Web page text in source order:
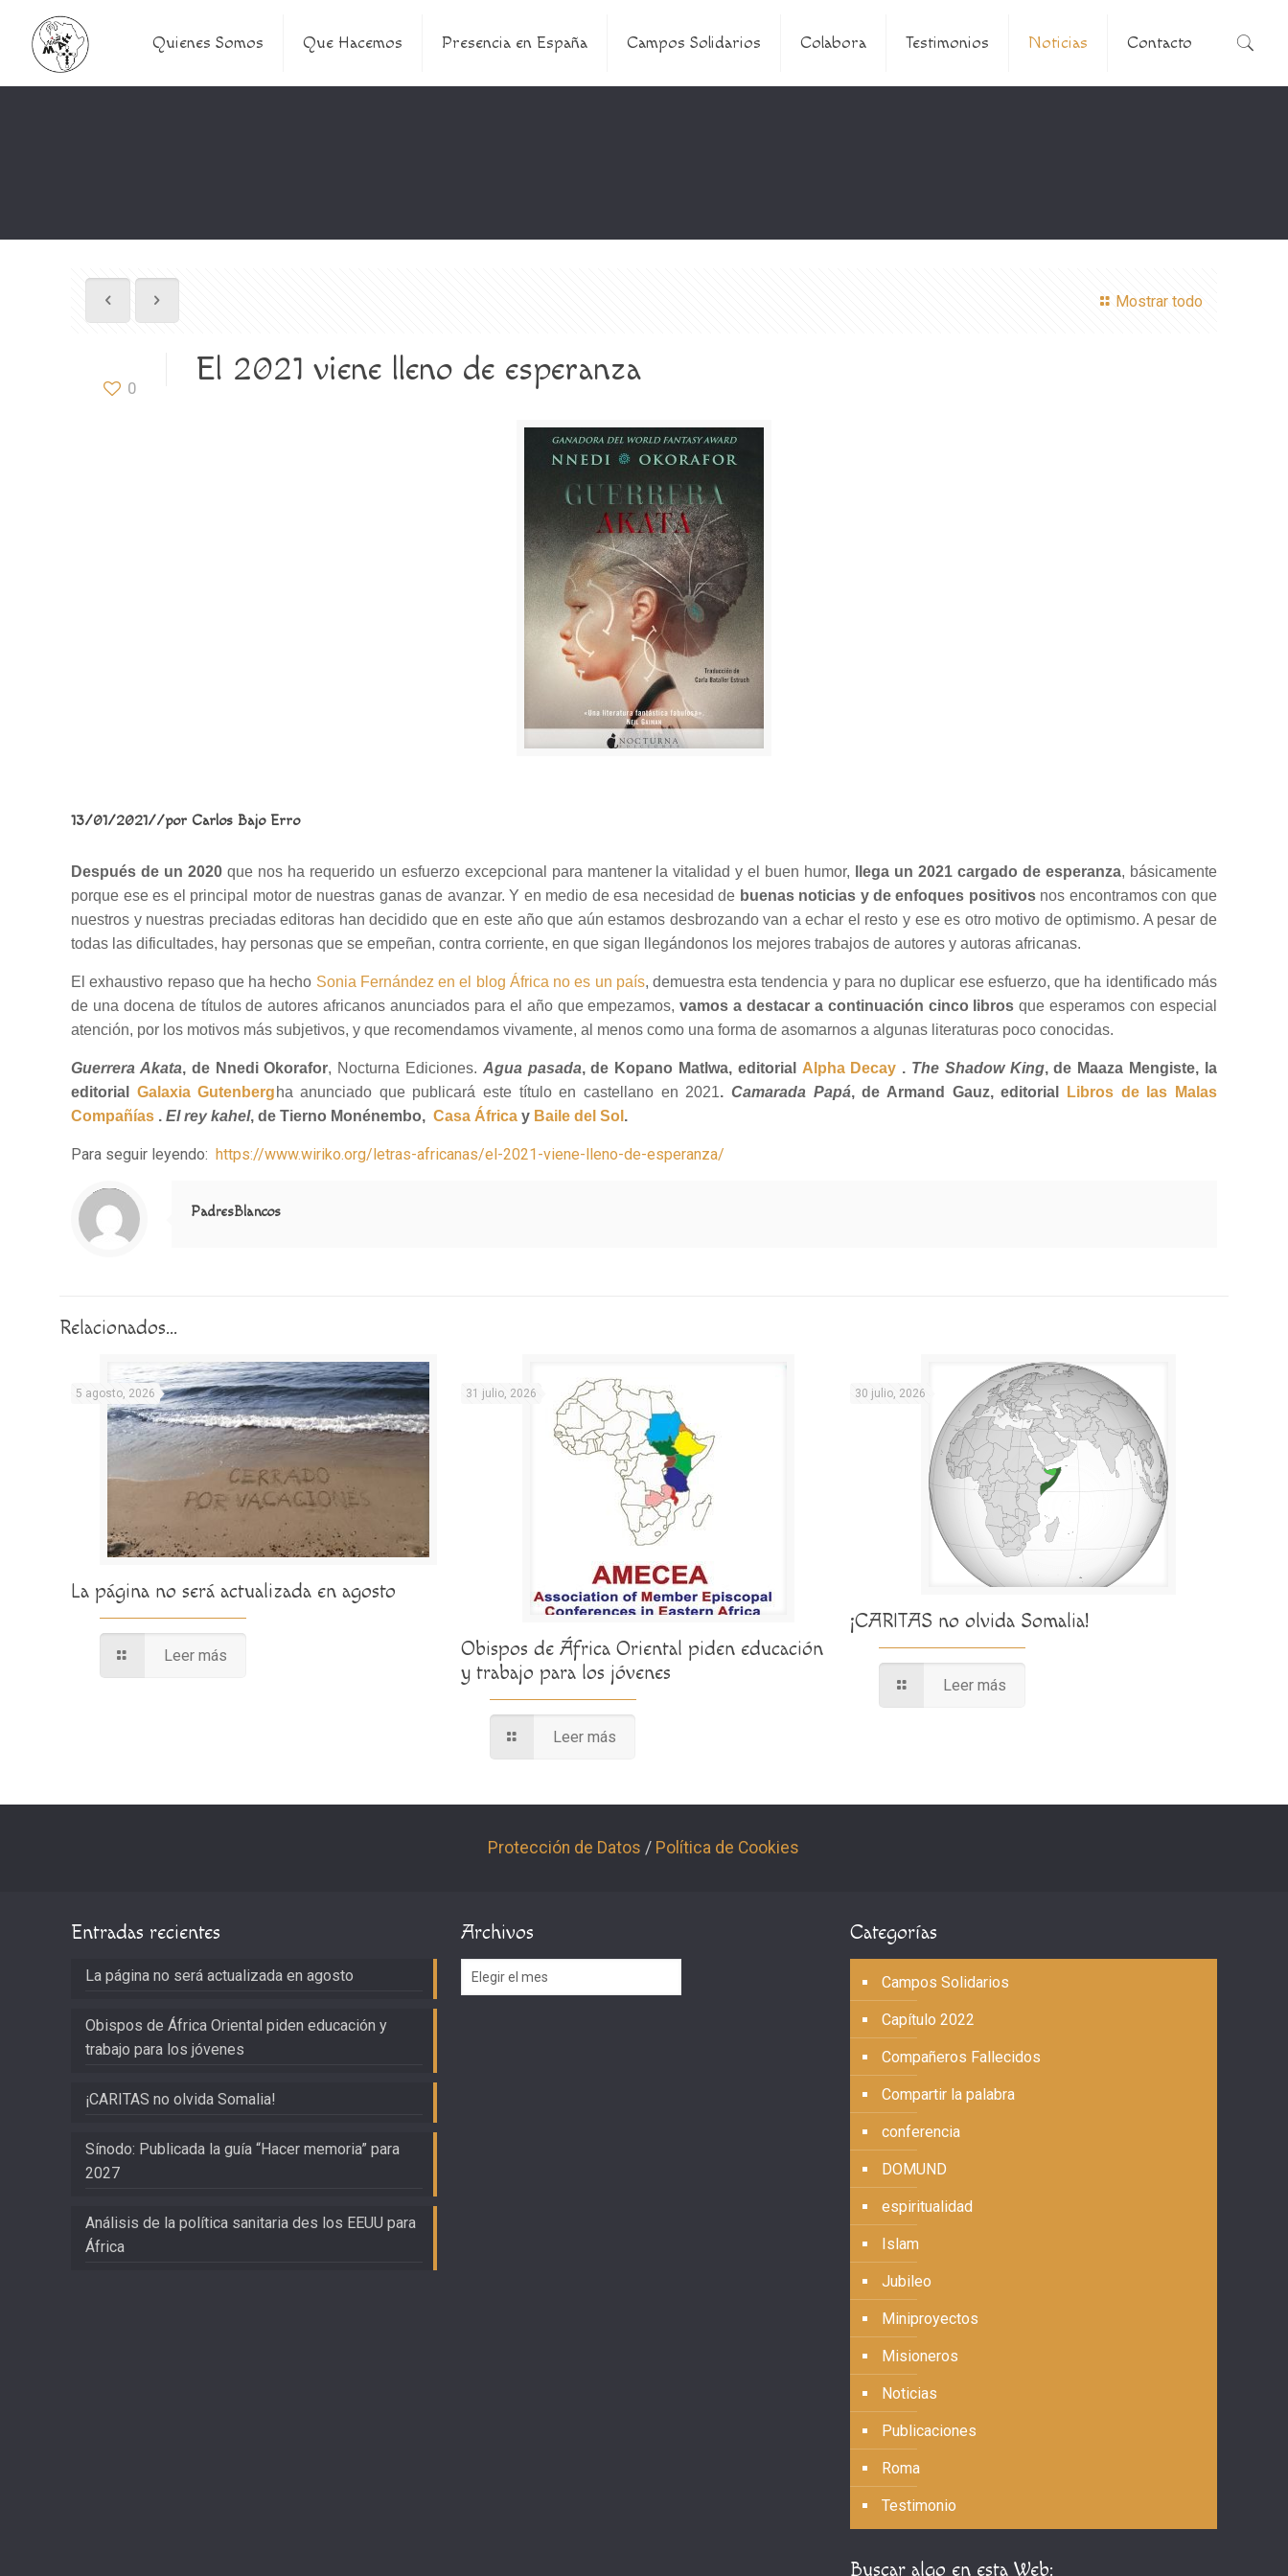
Quienes Somos Que Hacemos Presencia en España Campos Solidarios Colabora Testimonios Noticias Contacto
Mostrar todo
0 El 2021 viene lleno de esperanza
13/01/2021//por Carlos Bajo Erro
Después de un 2020 que nos ha requerido un esfuerzo excepcional para mantener la vitalidad y el buen humor, llega un 2021 cargado de esperanza, básicamente
porque ese es el principal motor de nuestras ganas de avanzar. Y en medio de esa necesidad de buenas noticias y de enfoques positivosnos encontramos con que
nuestros y nuestras preciadas editoras han decidido que en este año que aún estamos desbrozando van a echar el resto y ese es otro motivo de optimismo. A pesar de
todas las dificultades, hay personas que se empeñan, contra corriente, en que sigan llegándonos los mejores trabajos de autores y autoras africanas.
El exhaustivo repaso que ha hecho Sonia Fernández en el blog África no es un país, demuestra esta tendencia y para no duplicar ese esfuerzo, que ha identificado más
de una docena de títulos de autores africanos anunciados para el año que empezamos,vamos a destacar a continuación cinco libros que esperamos con especial
atención, por los motivos más subjetivos, y que recomendamos vivamente, al menos como una forma de asomarnos a algunas literaturas poco conocidas.
Guerrera Akata, de Nnedi Okorafor, Nocturna Ediciones. Agua pasada, de Kopano Matlwa, editorial Alpha Decay . The Shadow King, de Maaza Mengiste, la
editorial Galaxia Gutenberg ha anunciado que publicará este título en castellano en 2021. Camarada Papá, de Armand Gauz, editorial
Libros de las Malas
Compañías .El rey kahel, de Tierno Monénembo,Casa África y Baile del Sol .
Para seguir leyendo:https://www.wiriko.org/letras-africanas/el-2021-viene-lleno-de-esperanza/
Notice
: Trying to access array offset on value of type null in
/home/misioner/public_html/padresblancos/themes/betheme/includes/content-single.php
on line
286
PadresBlancos
Relacionados...
5 agosto, 2026
La página no será actualizada en agosto
Leer más
31 julio, 2026
Obispos de África Oriental piden educación
y trabajo para los jóvenes
Leer más
30 julio, 2026
¡CARITAS no olvida Somalia!
Leer más
Protección de Datos / Política de Cookies
Entradas recientes
La página no será actualizada en agosto
Obispos de África Oriental piden educación y
trabajo para los jóvenes
¡CARITAS no olvida Somalia!
Sínodo: Publicada la guía “Hacer memoria” para
2027
Análisis de la política sanitaria des los EEUU para
África
Archivos
Archivos
Categorías
Campos Solidarios
Capítulo 2022
Compañeros Fallecidos
Compartir la palabra
conferencia
DOMUND
espiritualidad
Islam
Jubileo
Miniproyectos
Misioneros
Noticias
Publicaciones
Roma
Testimonio
Buscar algo en esta Web: